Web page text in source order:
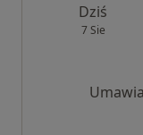
Dziś
7 Sie